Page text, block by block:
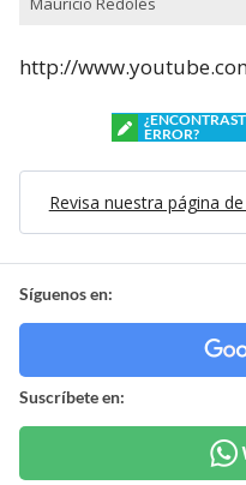
http://
ERROR?
Revisa nuestra página
Síguenos en:
Suscríbete en: